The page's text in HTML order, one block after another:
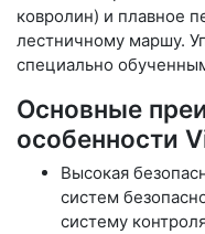
ковролин) и плавное
лестничному маршу.
специально
Основные
особенности
Высокая
систем
систему